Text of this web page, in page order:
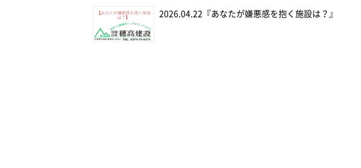
2026.04.22 『あなたが嫌悪感を抱く施設は？』